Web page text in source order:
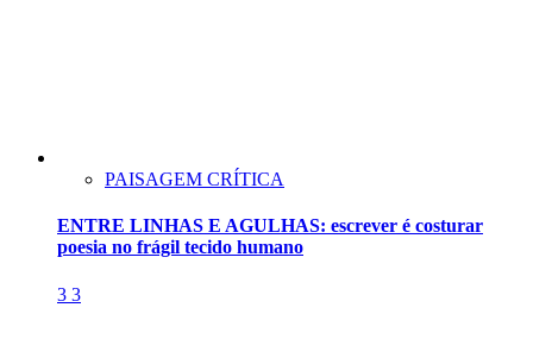
PAISAGEM CRÍTICA
ENTRE LINHAS E AGULHAS: escrever é costurar
poesia no frágil tecido humano
3 3